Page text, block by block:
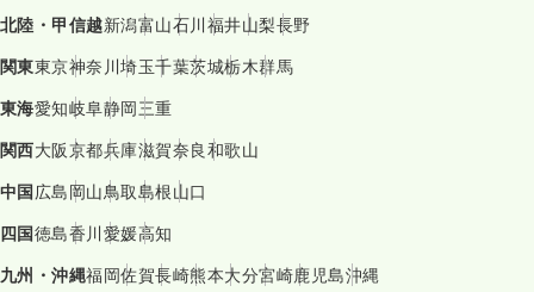
北陸・甲信越新潟富山石川福井山梨長野
関東東京神奈川埼玉千葉茨城栃木群馬
東海愛知岐阜静岡三重
関西大阪京都兵庫滋賀奈良和歌山
中国広島岡山鳥取島根山口
四国徳島香川愛媛高知
九州・沖縄福岡佐賀長崎熊本大分宮崎鹿児島沖縄